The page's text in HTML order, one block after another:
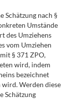
Schätzung nach §
Umstände
des Umziehens
vom Umziehen
§ 371 ZPO,
wird, indem
bezeichnet
wird. Werden diese
Schätzung